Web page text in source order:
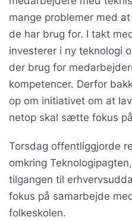
mange problemer med
de har brug for. I takt
investerer i ny teknologi
der brug for
kompetencer. Derfor
op om initiativet om at
netop skal sætte fokus
Torsdag offentliggjorde
omkring
tilgangen til
fokus på samarbejde
folkeskolen.